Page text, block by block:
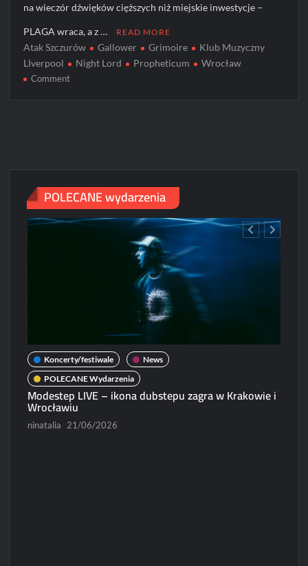
na wieczór dźwięków cięższych niż miejskie inwestycje –
PLAGA wraca, a z … READ MORE
Atak Szczurów Gallower Grimoire
Klub Muzyczny
LIverpool
Night Lord Propheticum Wrocław
Commenton
Night
POLECANE wydarzenia
Koncerty/festiwale
News
POLECANE Wydarzenia
Modestep LIVE – ikona dubstepu zagra w Krakowie i
Wrocławiu
ninatalia 21/06/2026